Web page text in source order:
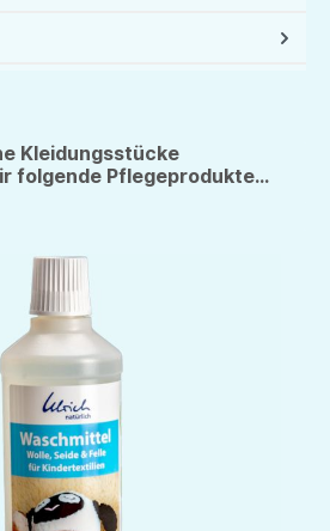
Kleidungsstücke
folgende Pflegeprodukte...